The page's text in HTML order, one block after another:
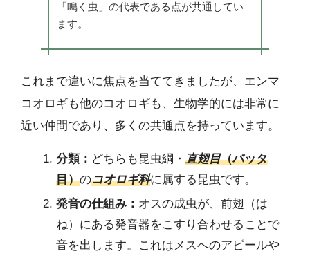
「鳴く虫」の代表である点が共通してい
ます。
これまで違いに焦点を当ててきましたが、エンマ
コオロギも他のコオロギも、生物学的には非常に
近い仲間であり、多くの共通点を持っています。
分類： どちらも昆虫綱・ 直翅目（バッタ
目）のコオロギ科に属する昆虫です。
発音の仕組み： オスの成虫が、前翅（は
ね）にある発音器をこすり合わせることで
音を出します。これはメスへのアピールや